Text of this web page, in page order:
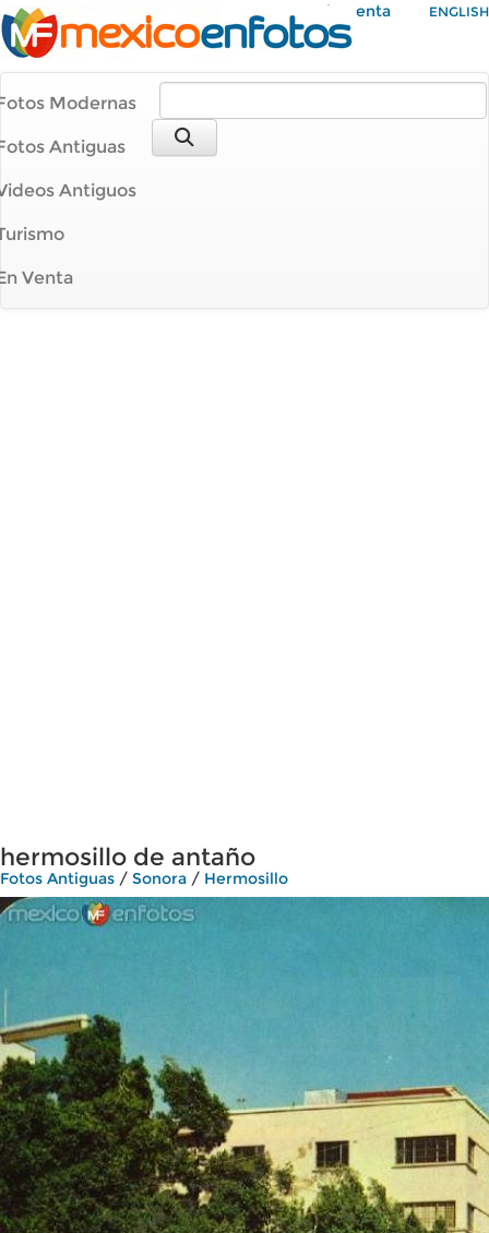
Mi Cuenta ENGLISH
Modernas
Antiguas
Antiguos
Venta
hermosillo de antaño
Fotos Antiguas / Sonora / Hermosillo